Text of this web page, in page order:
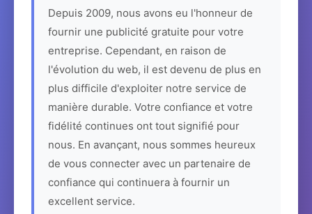
Depuis 2009, nous avons eu l'honneur de
fournir une publicité gratuite pour votre
entreprise. Cependant, en raison de
l'évolution du web, il est devenu de plus en
plus difficile d'exploiter notre service de
manière durable. Votre confiance et votre
fidélité continues ont tout signifié pour
nous. En avançant, nous sommes heureux
de vous connecter avec un partenaire de
confiance qui continuera à fournir un
excellent service.